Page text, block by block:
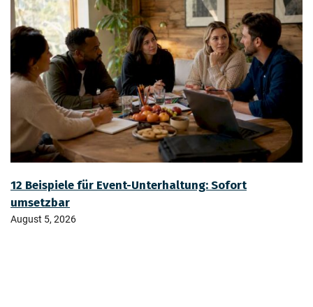
12 Beispiele für Event-Unterhaltung: Sofort
umsetzbar
August 5, 2026